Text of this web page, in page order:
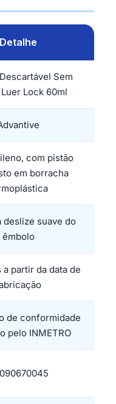
Detalhe
Sem
Lock 60ml
com pistão
em borracha
deslize suave do
êmbolo
a partir da data de
de conformidade
pelo INMETRO